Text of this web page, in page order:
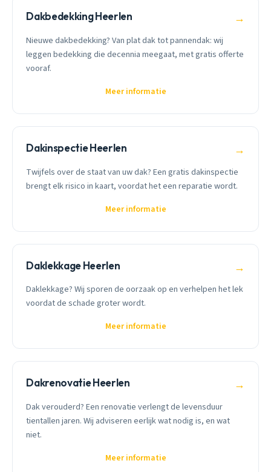
Dakbedekking Heerlen →
Nieuwe dakbedekking? Van plat dak tot pannendak: wij
leggen bedekking die decennia meegaat, met gratis offerte
vooraf.
Meer informatie
Dakinspectie Heerlen →
Twijfels over de staat van uw dak? Een gratis dakinspectie
brengt elk risico in kaart, voordat het een reparatie wordt.
Meer informatie
Daklekkage Heerlen →
Daklekkage? Wij sporen de oorzaak op en verhelpen het lek
voordat de schade groter wordt.
Meer informatie
Dakrenovatie Heerlen →
Dak verouderd? Een renovatie verlengt de levensduur
tientallen jaren. Wij adviseren eerlijk wat nodig is, en wat
niet.
Meer informatie